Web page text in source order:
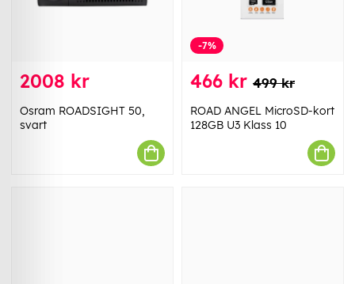
2008 kr
Osram ROADSIGHT 50,
svart
-7%
466 kr 499 kr
ROAD ANGEL MicroSD-kort
128GB U3 Klass 10